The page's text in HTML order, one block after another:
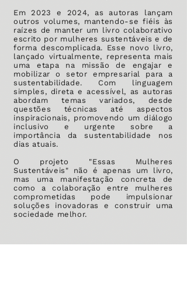
Em 2023 e 2024, as autoras lançam
outros volumes, mantendo-se fiéis às
raízes de manter um livro colaborativo
escrito por mulheres sustentáveis e de
forma descomplicada. Esse novo livro,
lançado virtualmente, representa mais
uma etapa na missão de engajar e
mobilizar o setor empresarial para a
sustentabilidade. Com linguagem
simples, direta e acessível, as autoras
abordam temas variados, desde
questões técnicas até aspectos
inspiracionais, promovendo um diálogo
inclusivo e urgente sobre a
importância da sustentabilidade nos
dias atuais.
O projeto "Essas Mulheres
Sustentáveis" não é apenas um livro,
mas uma manifestação concreta de
como a colaboração entre mulheres
comprometidas pode impulsionar
soluções inovadoras e construir uma
sociedade melhor.